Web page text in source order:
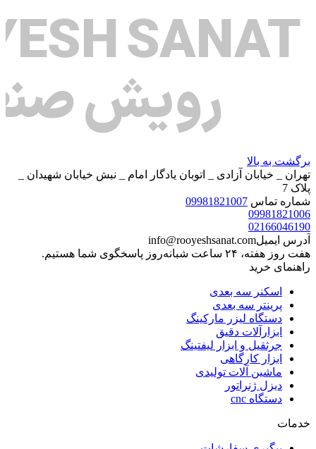
برگشت به بالا
تهران _ خیابان آزادی _ اتوبان یادگار امام _ نبش خیابان شهیدان _
پلاک 7
شماره تماس 09981821007
09981821006
02166046190
آدرس ایمیلinfo@rooyeshsanat.com
هفت روز هفته، ۲۴ ساعت شبانه‌روز پاسخگوی شما هستیم.
راهنمای خرید
اسکنر سه بعدی
پرینتر سه بعدی
دستگاه لیزر مارکینگ
ابزارآلات دقیق
جرثقیل و ابزار لیفتینگ
ابزار کارگاهی
ماشین آلات تولیدی
دیزل ژنراتور
دستگاه cnc
خدمات